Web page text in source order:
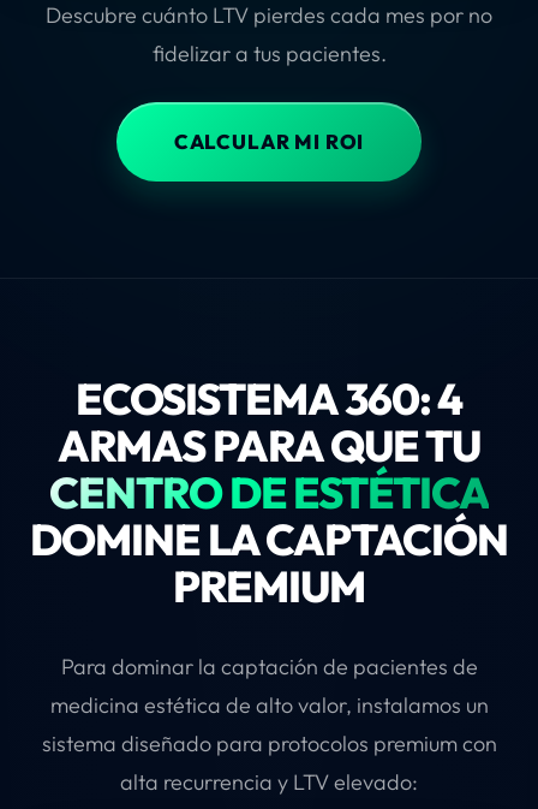
Descubre cuánto LTV pierdes cada mes por no
fidelizar a tus pacientes.
CALCULAR MI ROI
ECOSISTEMA 360: 4
ARMAS PARA QUE TU
CENTRO DE ESTÉTICA
DOMINE LA CAPTACIÓN
PREMIUM
Para dominar la captación de pacientes de
medicina estética de alto valor, instalamos un
sistema diseñado para protocolos premium con
alta recurrencia y LTV elevado: